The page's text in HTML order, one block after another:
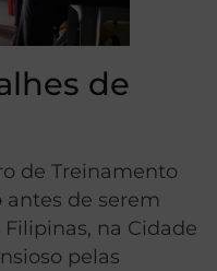
de
de Treinamento
antes de serem
na Cidade
pelas